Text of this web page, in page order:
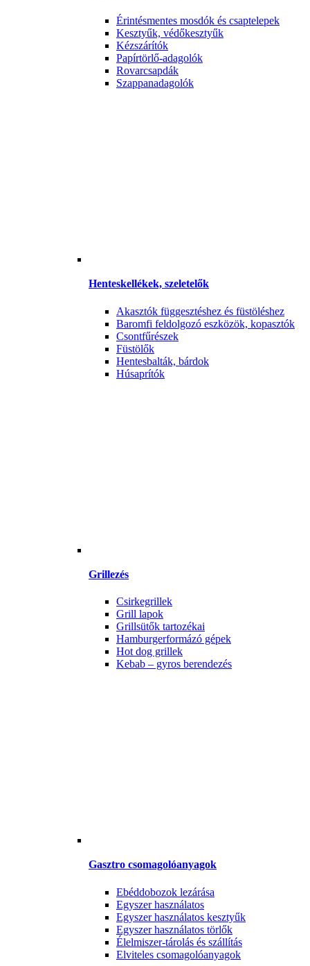
Érintésmentes mosdók és csaptelepek
Kesztyűk, védőkesztyűk
Kézszárítók
Papírtörlő-adagolók
Rovarcsapdák
Szappanadagolók
Henteskellékek, szeletelők
Akasztók függesztéshez és füstöléshez
Baromfi feldolgozó eszközök, kopasztók
Csontfűrészek
Füstölők
Hentesbalták, bárdok
Húsaprítók
Grillezés
Csirkegrillek
Grill lapok
Grillsütők tartozékai
Hamburgerformázó gépek
Hot dog grillek
Kebab – gyros berendezés
Gasztro csomagolóanyagok
Ebéddobozok lezárása
Egyszer használatos
Egyszer használatos kesztyűk
Egyszer használatos törlők
Élelmiszer-tárolás és szállítás
Elviteles csomagolóanyagok